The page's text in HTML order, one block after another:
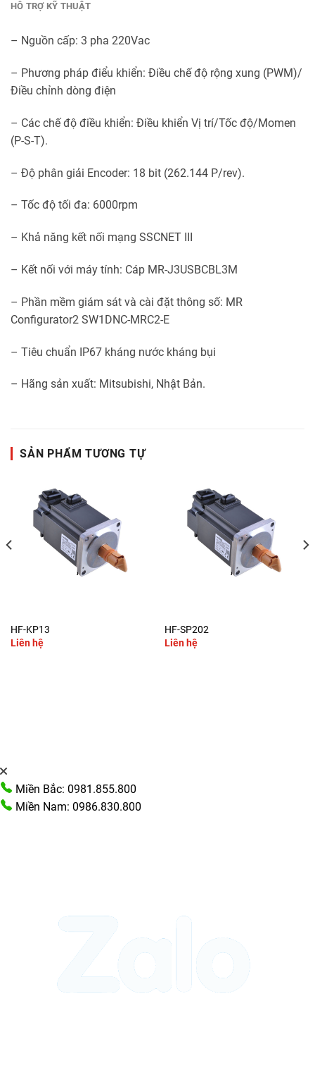
HỖ TRỢ KỸ THUẬT
– Nguồn cấp: 3 pha 220Vac
– Phương pháp điểu khiển: Điều chế độ rộng xung (PWM)/
Điều chỉnh dòng điện
– Các chế độ điều khiển: Điều khiển Vị trí/Tốc độ/Momen
(P-S-T).
– Độ phân giải Encoder: 18 bit (262.144 P/rev).
– Tốc độ tối đa: 6000rpm
– Khả năng kết nối mạng SSCNET III
– Kết nối với máy tính: Cáp MR-J3USBCBL3M
– Phần mềm giám sát và cài đặt thông số: MR
Configurator2 SW1DNC-MRC2-E
– Tiêu chuẩn IP67 kháng nước kháng bụi
– Hãng sản xuất: Mitsubishi, Nhật Bản.
SẢN PHẨM TƯƠNG TỰ
HF-KP13
Liên hệ
HF-SP202
Liên hệ
Miền Bắc: 0981.855.800
Miền Nam: 0986.830.800